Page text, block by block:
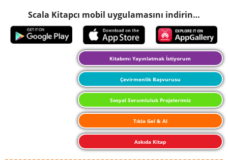
Scala Kitapcı mobil uygulamasını indirin…
Kitabımı Yayınlatmak İstiyorum
Çevirmenlik Başvurusu
Sosyal Sorumluluk Projelerimiz
Tıkla Gel & Al
Askıda Kitap